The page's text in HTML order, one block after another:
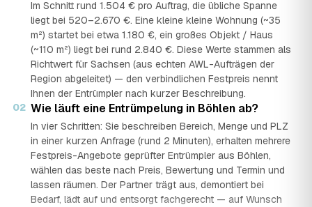
Im Schnitt rund 1.504 € pro Auftrag, die übliche Spanne
liegt bei 520–2.670 €. Eine kleine kleine Wohnung (~35
m²) startet bei etwa 1.180 €, ein großes Objekt / Haus
(~110 m²) liegt bei rund 2.840 €. Diese Werte stammen als
Richtwert für Sachsen (aus echten AWL-Aufträgen der
Region abgeleitet) — den verbindlichen Festpreis nennt
Ihnen der Entrümpler nach kurzer Beschreibung.
02 Wie läuft eine Entrümpelung in Böhlen ab?
In vier Schritten: Sie beschreiben Bereich, Menge und PLZ
in einer kurzen Anfrage (rund 2 Minuten), erhalten mehrere
Festpreis-Angebote geprüfter Entrümpler aus Böhlen,
wählen das beste nach Preis, Bewertung und Termin und
lassen räumen. Der Partner trägt aus, demontiert bei
Bedarf, lädt auf und entsorgt fachgerecht — auf Wunsch